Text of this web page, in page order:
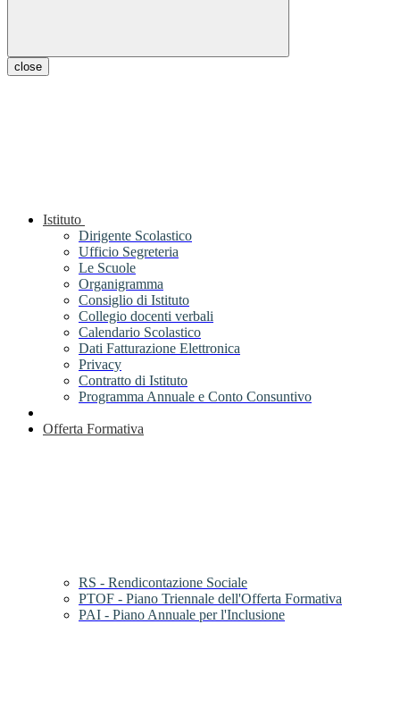
close
Istituto
Dirigente Scolastico
Ufficio Segreteria
Le Scuole
Organigramma
Consiglio di Istituto
Collegio docenti verbali
Calendario Scolastico
Dati Fatturazione Elettronica
Privacy
Contratto di Istituto
Programma Annuale e Conto Consuntivo
Offerta Formativa
RS - Rendicontazione Sociale
PTOF - Piano Triennale dell'Offerta Formativa
PAI - Piano Annuale per l'Inclusione